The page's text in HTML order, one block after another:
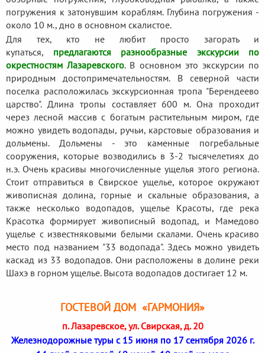
погружения к затонувшим кораблям. Глубина погружения -
около 10 м., дно в основном скалистое.
Для тех, кто не любит просто загорать и
купаться, предлагаются разнообразные экскурсии по
окрестностям Лазаревского. В основном это экскурсии по
природным достопримечательностям. В северной части
поселка расположилась экскурсионная тропа "Берендеево
царство". Длина тропы составляет 600 м. Она проходит
через лесной массив с богатым растительным миром, где
можно увидеть водопады, ручьи, карстовые образования и
дольмены. Дольмены - это каменные погребальные
сооружения, которые возводились в 3-2 тысячелетиях до
н.э. Очень красивы многочисленные ущелья этого региона.
Стоит отправиться в Свирское ущелье, которое окружают
живописная долина, горные и скальные образования, а
также несколько водопадов, ущелье Красоты, где река
Красотка формирует живописный водопад, и Мамедово
ущелье с известняковыми белыми скалами. Очень красиво
место под названием "33 водопада". Здесь можно увидеть
каскад из 33 водопадов. Они расположены в долине реки
Шахэ в горном ущелье. Высота водопадов достигает 12 м.
ГОСТЕВОЙ ДОМ «ГАРМОНИЯ»
п. Лазаревское, ул. Свирская, д. 20
Железнодорожные туры с 15 июня по 17 сентября 2026 г.